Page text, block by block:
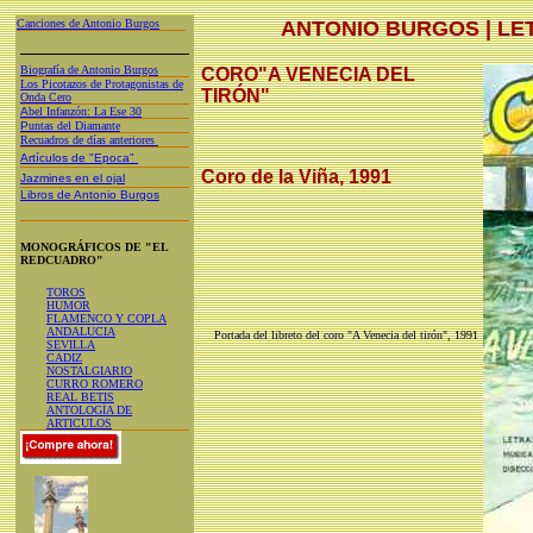
Canciones de Antonio Burgos
Biografía de Antonio Burgos
Los Picotazos de Protagonistas de
Onda Cero
Abel Infanzón: La Ese 30
Puntas del Diamante
Recuadros de días anteriores
Artículos de "Epoca"
Jazmines en el ojal
Libros de Antonio Burgos
MONOGRÁFICOS DE "EL
REDCUADRO"
TOROS
HUMOR
FLAMENCO Y COPLA
ANDALUCIA
SEVILLA
CADIZ
NOSTALGIARIO
CURRO ROMERO
REAL BETIS
ANTOLOGÍA DE
ARTICULOS
ANTONIO BURGOS |
CORO"A VENECIA DEL
TIRÓN"
Coro de la Viña, 1991
Portada del libreto del coro "A Venecia del tirón", 1991